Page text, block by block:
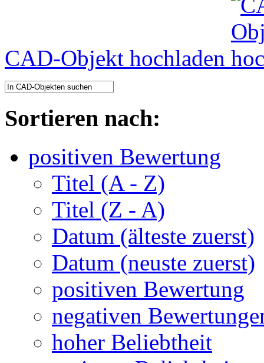
CAD-Objekt hochladen
Sortieren nach:
positiven Bewertung
Titel (A - Z)
Titel (Z - A)
Datum (älteste zuerst)
Datum (neuste zuerst)
positiven Bewertung
negativen
hoher Beliebtheit